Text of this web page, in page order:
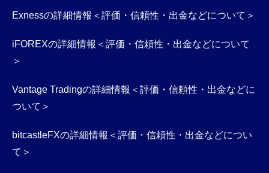
Exnessの詳細情報＜評価・信頼性・出金などについて＞
iFOREXの詳細情報＜評価・信頼性・出金などについて
＞
Vantage Tradingの詳細情報＜評価・信頼性・出金などに
ついて＞
bitcastleFXの詳細情報＜評価・信頼性・出金などについ
て＞